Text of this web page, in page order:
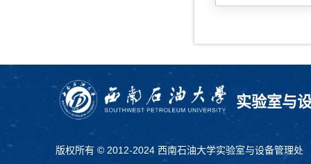
实验室与
版权所有 © 2012-2024 西南石油大学实验室与设备管理处